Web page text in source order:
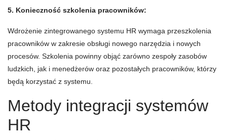
5. Konieczność szkolenia pracowników:
Wdrożenie zintegrowanego systemu HR wymaga przeszkolenia
pracowników w zakresie obsługi nowego narzędzia i nowych
procesów. Szkolenia powinny objąć zarówno zespoły zasobów
ludzkich, jak i menedżerów oraz pozostałych pracowników, którzy
będą korzystać z systemu.
Metody integracji systemów
HR